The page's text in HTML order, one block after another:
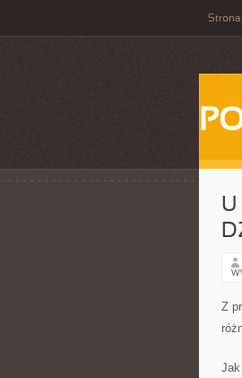
Strona
U
Z